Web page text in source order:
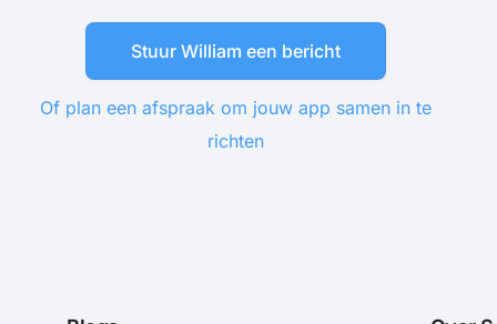
Stuur William een bericht
Of plan een afspraak om jouw app samen in te
richten